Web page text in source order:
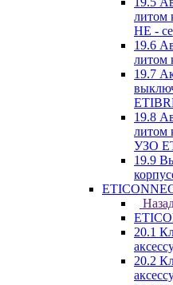
литом
HE -
19.6
литом
19.7
19.8
литом
УЗО
19.9
20.1
20.2